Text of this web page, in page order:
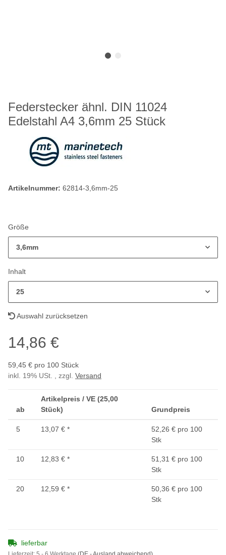
Federstecker ähnl. DIN 11024
Edelstahl A4 3,6mm 25 Stück
Artikelnummer: 62814-3,6mm-25
Größe
3,6mm
Inhalt
25
Auswahl zurücksetzen
14,86 €
59,45 € pro 100 Stück
inkl. 19% USt. , zzgl. Versand
ab
Artikelpreis / VE (25,00
Stück)
Grundpreis
5 13,07 € *
52,26 € pro 100
Stk
10 12,83 € *
51,31 € pro 100
Stk
20 12,59 € *
50,36 € pro 100
Stk
lieferbar